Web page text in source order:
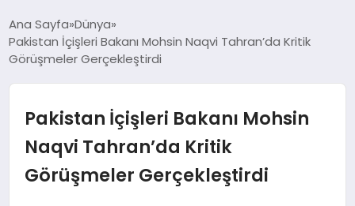
EKONOMİ
SPOR
Ana Sayfa Dünya
Pakistan İçişleri Bakanı Mohsin Naqvi Tahran’da Kritik
Görüşmeler Gerçekleştirdi
Pakistan İçişleri Bakanı Mohsin
Naqvi Tahran’da Kritik
Görüşmeler Gerçekleştirdi